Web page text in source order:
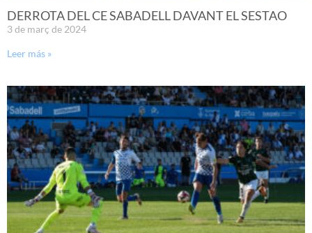
DERROTA DEL CE SABADELL DAVANT EL SESTAO
3 de març de 2024
Leer más »